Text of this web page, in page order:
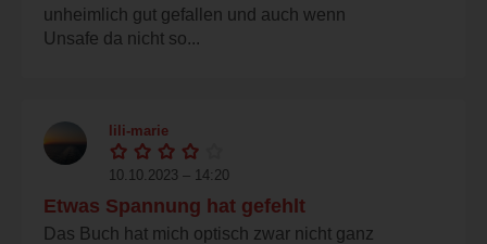
unheimlich gut gefallen und auch wenn
Unsafe da nicht so...
lili-marie
10.10.2023 – 14:20
Etwas Spannung hat gefehlt
Das Buch hat mich optisch zwar nicht ganz